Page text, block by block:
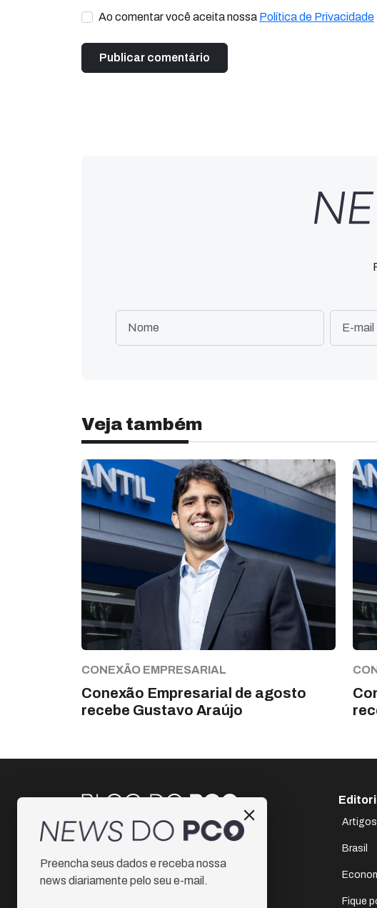
Ao comentar você aceita nossa Política de Privacidade
Veja também
CONEXÃO EMPRESARIAL
Conexão Empresarial de agosto
recebe Gustavo Araújo
Instagram
Facebook
Artigos
Brasil
Fique
Preencha seus dados e receba nossa
news diariamente pelo seu e-mail.